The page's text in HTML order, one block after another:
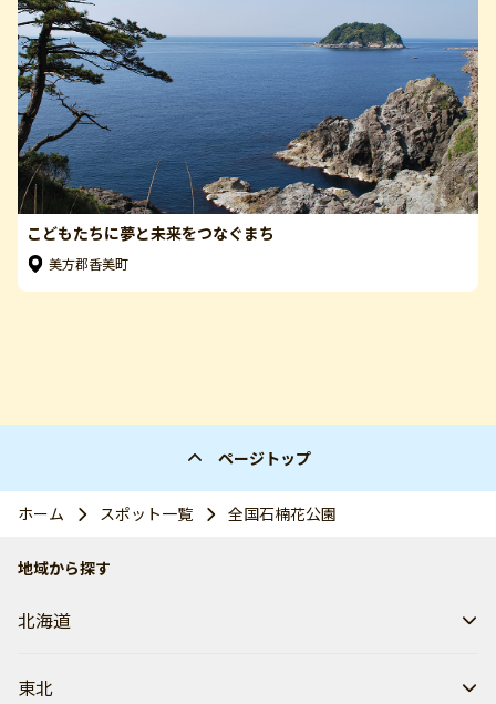
こどもたちに夢と未来をつなぐまち
美方郡香美町
ページトップ
ホーム スポット一覧 全国石楠花公園
地域から探す
北海道
東北